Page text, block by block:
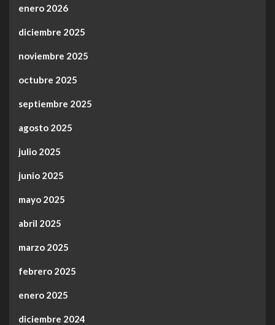
enero 2026
diciembre 2025
noviembre 2025
octubre 2025
septiembre 2025
agosto 2025
julio 2025
junio 2025
mayo 2025
abril 2025
marzo 2025
febrero 2025
enero 2025
diciembre 2024